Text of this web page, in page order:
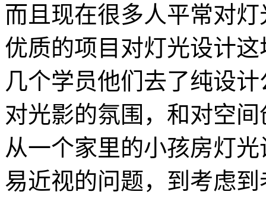
而且现在很多人平常对
优质的项目对灯光设计
几个学员他们去了纯设
对光影的氛围，和对空
从一个家里的小孩房灯
易近视的问题，到考虑